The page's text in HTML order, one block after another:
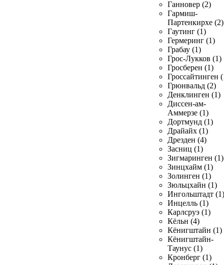
Ганновер (2)
Гармиш-
Партенкирхе (2)
Гаутинг (1)
Гермеринг (1)
Грабау (1)
Грос-Лукков (1)
Гросберен (1)
Гроссайтинген
Грюнвальд (2)
Денклинген (1)
Диссен-ам-
Аммерзе (1)
Дортмунд (1)
Драйайх (1)
Дрезден (4)
Засниц (1)
Зигмаринген (1)
Зинцхайм (1)
Золинген (1)
Зюльцхайн (1)
Ингольштадт (1)
Инцелль (1)
Карлсруэ (1)
Кёльн (4)
Кёнигштайн (1)
Кёнигштайн-
Таунус (1)
Кронберг (1)